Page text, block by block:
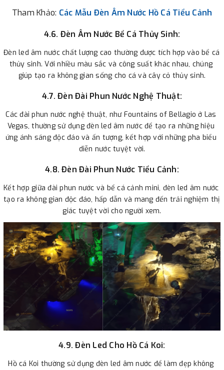
Tham Khảo: Các Mẫu Đèn Âm Nước Hồ Cá Tiểu Cảnh
4.6. Đèn Âm Nước Bể Cá Thủy Sinh:
Đèn led âm nước chất lượng cao thường được tích hợp vào bể cá
thủy sinh. Với nhiều màu sắc và công suất khác nhau, chúng
giúp tạo ra không gian sống cho cá và cây cỏ thủy sinh.
4.7. Đèn Đài Phun Nước Nghệ Thuật:
Các đài phun nước nghệ thuật, như Fountains of Bellagio ở Las
Vegas, thường sử dụng đèn led âm nước để tạo ra những hiệu
ứng ánh sáng độc đáo và ấn tượng, kết hợp với những pha biểu
diễn nước tuyệt vời.
4.8. Đèn Đài Phun Nước Tiểu Cảnh:
Kết hợp giữa đài phun nước và bể cá cảnh mini, đèn led âm nước
tạo ra không gian độc đáo, hấp dẫn và mang đến trải nghiệm thị
giác tuyệt vời cho người xem.
4.9. Đèn Led Cho Hồ Cá Koi:
Hồ cá Koi thường sử dụng đèn led âm nước để làm đẹp không